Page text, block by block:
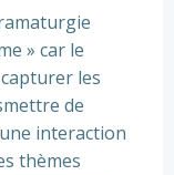
» car le
les
de
interaction
thèmes